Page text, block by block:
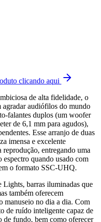
clicando aqui
de alta fidelidade, o
agradar audiófilos do mundo
falantes duplos (um woofer
de 6,1 mm para agudos),
Esse arranjo de duas
imensa e excelente
reprodução, entregando uma
quando usado com
o formato SSC-UHQ.
barras iluminadas que
também oferecem
manuseio no dia a dia. Com
de ruído inteligente capaz de
de fundo, bem como oferecer